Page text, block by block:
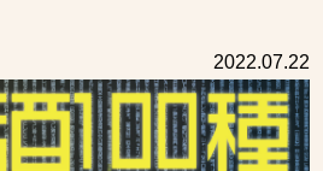
2022.07.22